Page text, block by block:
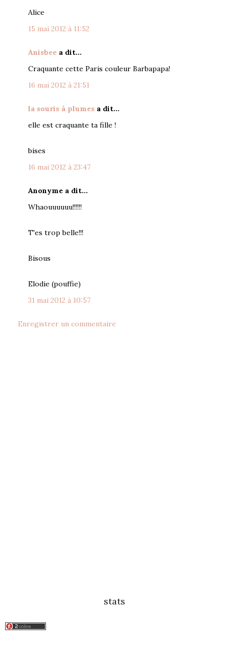
Alice
15 mai 2012 à 11:52
Anisbee a dit…
Craquante cette Paris couleur Barbapapa!
16 mai 2012 à 21:51
la souris à plumes a dit…
elle est craquante ta fille !
bises
16 mai 2012 à 23:47
Anonyme a dit…
Whaouuuuuu!!!!!!
T'es trop belle!!!
Bisous
Elodie (pouffie)
31 mai 2012 à 10:57
Enregistrer un commentaire
stats